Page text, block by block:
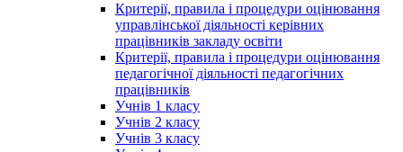
Критерії, правила і процедури оцінювання
управлінської діяльності керівних
працівників закладу освіти
Критерії, правила і процедури оцінювання
педагогічної діяльності педагогічних
працівників
Учнів 1 класу
Учнів 2 класу
Учнів 3 класу